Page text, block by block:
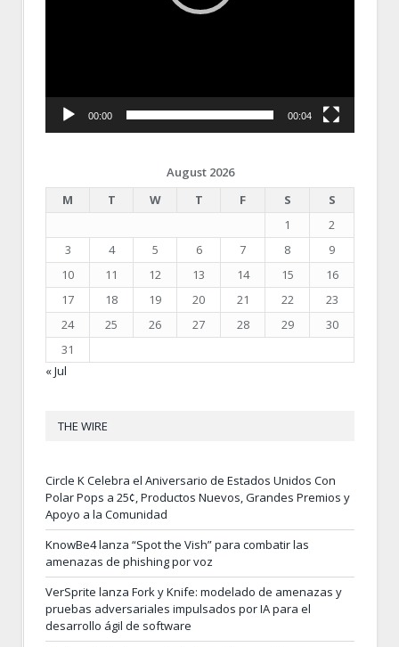
00:00 00:04
August 2026
M
T W T F S
S
1
2
3
4 5 6 7 8
9
10
11 12 13 14 15
16
17
18 19 20 21 22
23
24
25 26 27 28 29
30
31
« Jul
THE WIRE
Circle K Celebra el Aniversario de Estados Unidos Con
Polar Pops a 25¢, Productos Nuevos, Grandes Premios y
Apoyo a la Comunidad
KnowBe4 lanza “Spot the Vish” para combatir las
amenazas de phishing por voz
VerSprite lanza Fork y Knife: modelado de amenazas y
pruebas adversariales impulsados por IA para el
desarrollo ágil de software